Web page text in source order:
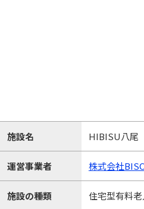
施設名 HIBISU八尾
運営事業者 株式会社
施設の種類 住宅型有料